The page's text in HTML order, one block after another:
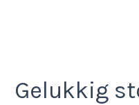
Gelukkig